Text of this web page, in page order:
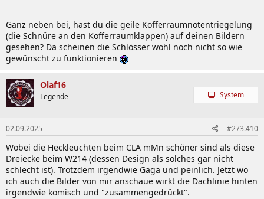
Ganz neben bei, hast du die geile Kofferraumnotentriegelung
(die Schnüre an den Kofferraumklappen) auf deinen Bildern
gesehen? Da scheinen die Schlösser wohl noch nicht so wie
gewünscht zu funktionieren
Olaf16
Legende System
02.09.2025 #273.410
Wobei die Heckleuchten beim CLA mMn schöner sind als diese
Dreiecke beim W214 (dessen Design als solches gar nicht
schlecht ist). Trotzdem irgendwie Gaga und peinlich. Jetzt wo
ich auch die Bilder von mir anschaue wirkt die Dachlinie hinten
irgendwie komisch und "zusammengedrückt".